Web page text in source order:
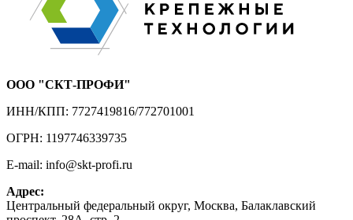
ООО "СКТ-ПРОФИ"
ИНН/КПП: 7727419816/772701001
ОГРН: 1197746339735
E-mail: info@skt-profi.ru
Адрес:
Центральный федеральный округ, Москва, Балаклавский